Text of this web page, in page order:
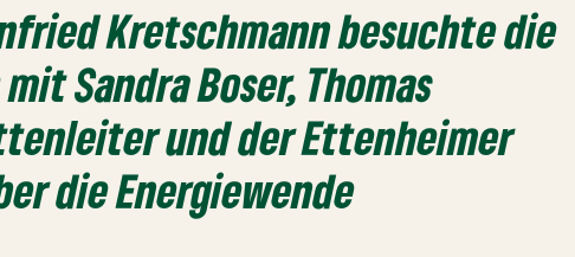
Kretschmann besuchte die
Sandra Boser, Thomas
und der Ettenheimer
die Energiewende